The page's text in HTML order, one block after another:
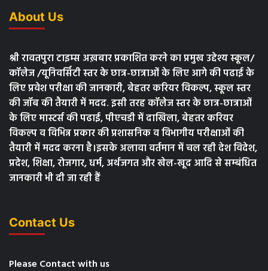
About Us
श्री रावतपुरा टाइम्स अख़बार प्रकाशित करने का प्रमुख उद्देश्य स्कूल/
कॉलेज /यूनिवर्सिटी स्तर के छात्र-छात्राओं के लिए आगे की पढाई के
लिए प्रवेश परीक्षा की जानकारी, बेहतर करियर विकल्प, स्कूल स्तर
की जॉब की तैयारी में मदद. इसी तरह कॉलेज स्तर के छात्र-छात्राओं
के लिए मास्टर्स की पढाई, पीएचडी में दाखिला, बेहतर करियर
विकल्प व विभिन्न प्रकार की प्रशासनिक व विभागीय परीक्षाओं की
तैयारी में मदद करना है।इसके अलावा वर्तमान में चल रही देश विदेश,
प्रदेश, शिक्षा, रोजगार, धर्म, अर्थजगत और खेल-खूद आदि से सम्बंधित
जानकारी भी दी जा रही हैं
Contact Us
Please Contact with us